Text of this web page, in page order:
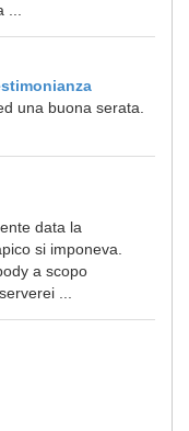
una buona serata.
data la
si imponeva.
a scopo
...